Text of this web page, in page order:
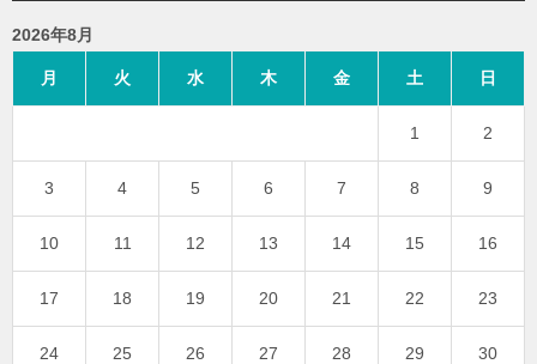
2026年8月
月 火 水 木 金 土 日
1 2
3 4 5 6 7 8 9
10 11 12 13 14 15 16
17 18 19 20 21 22 23
24 25 26 27 28 29 30